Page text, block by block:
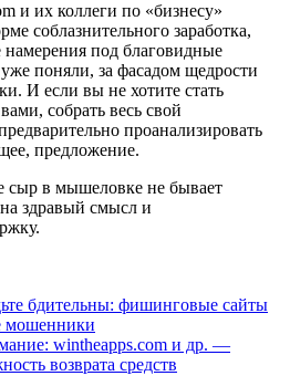
и их коллеги по «бизнесу»
соблазнительного заработка,
под благовидные
поняли, за фасадом щедрости
И если вы не хотите стать
собрать весь свой
проанализировать
предложение.
сыр в мышеловке не бывает
здравый смысл и
бдительны: фишинговые сайты
мошенники
wintheapps.com и др. —
возврата средств